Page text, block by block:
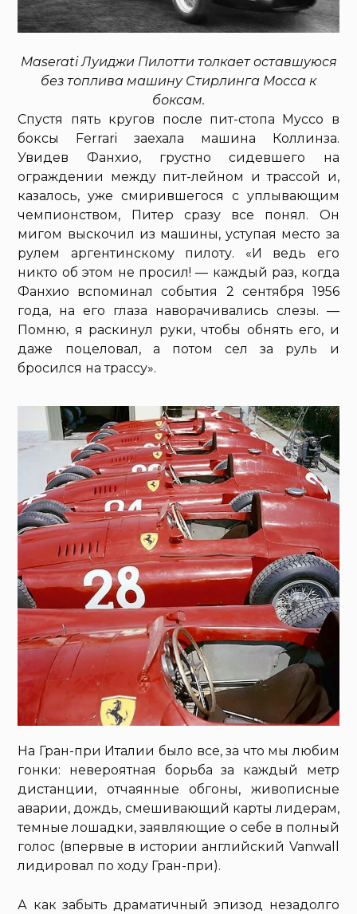
Maserati Луиджи Пилотти толкает оставшуюся
без топлива машину Стирлинга Мосса к
боксам.
Спустя пять кругов после пит-стопа Муссо в
боксы Ferrari заехала машина Коллинза.
Увидев Фанхио, грустно сидевшего на
ограждении между пит-лейном и трассой и,
казалось, уже смирившегося с уплывающим
чемпионством, Питер сразу все понял. Он
мигом выскочил из машины, уступая место за
рулем аргентинскому пилоту. «И ведь его
никто об этом не просил! — каждый раз, когда
Фанхио вспоминал события 2 сентября 1956
года, на его глаза наворачивались слезы. —
Помню, я раскинул руки, чтобы обнять его, и
даже поцеловал, а потом сел за руль и
бросился на трассу».
На Гран-при Италии было все, за что мы любим
гонки: невероятная борьба за каждый метр
дистанции, отчаянные обгоны, живописные
аварии, дождь, смешивающий карты лидерам,
темные лошадки, заявляющие о себе в полный
голос (впервые в истории английский Vanwall
лидировал по ходу Гран-при).
А как забыть драматичный эпизод незадолго